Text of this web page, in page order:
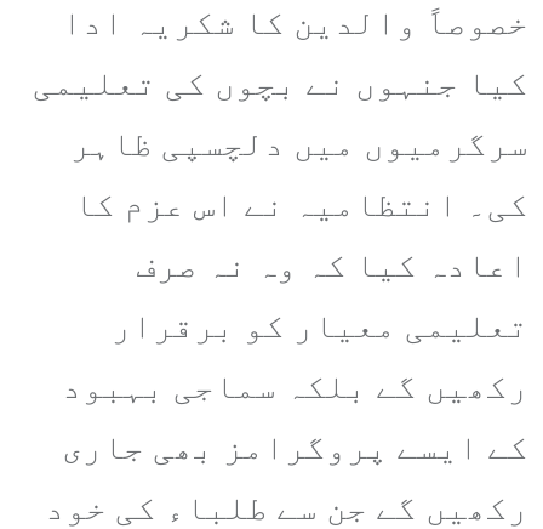
خصوصاً والدین کا شکریہ ادا
کیا جنہوں نے بچوں کی تعلیمی
سرگرمیوں میں دلچسپی ظاہر
کی۔ انتظامیہ نے اس عزم کا
اعادہ کیا کہ وہ نہ صرف
تعلیمی معیار کو برقرار
رکھیں گے بلکہ سماجی بہبود
کے ایسے پروگرامز بھی جاری
رکھیں گے جن سے طلباء کی خود